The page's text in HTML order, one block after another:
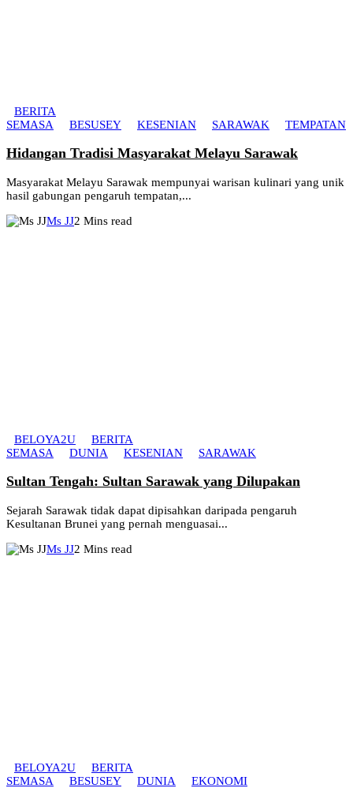
BERITA
SEMASA
BESUSEY KESENIAN SARAWAK TEMPATAN
Hidangan Tradisi Masyarakat Melayu Sarawak
Masyarakat Melayu Sarawak mempunyai warisan kulinari yang unik
hasil gabungan pengaruh tempatan,...
Ms JJ2 Mins read
BELOYA2U
BERITA
SEMASA
DUNIA KESENIAN SARAWAK
Sultan Tengah: Sultan Sarawak yang Dilupakan
Sejarah Sarawak tidak dapat dipisahkan daripada pengaruh
Kesultanan Brunei yang pernah menguasai...
Ms JJ2 Mins read
BELOYA2U
BERITA
SEMASA
BESUSEY DUNIA EKONOMI